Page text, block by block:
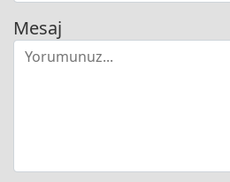
Mesaj